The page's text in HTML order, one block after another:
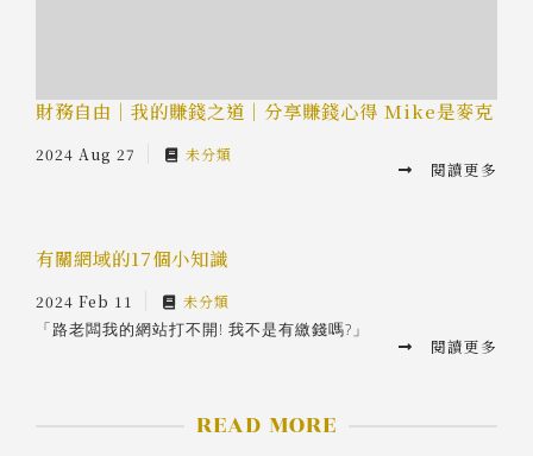
財務自由｜我的賺錢之道｜分享賺錢心得 Mike是麥克
2024 Aug 27 未分類
閱讀更多
有關網域的17個小知識
2024 Feb 11
未分類
「路老闆我的網站打不開! 我不是有繳錢嗎?」
閱讀更多
READ MORE